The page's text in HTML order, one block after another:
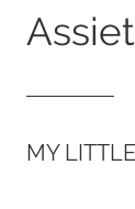
MY